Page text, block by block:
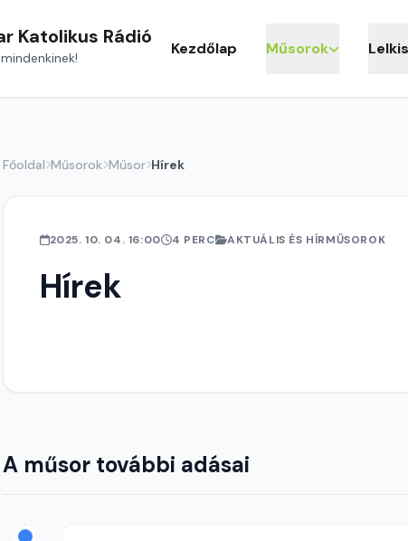
Katolikus Rádió
Kezdőlap Műsorok
Főoldal Műsorok Műsor Hírek
2025. 10. 04. 16:00 4 PERC AKTUÁLIS ÉS HÍRMŰSOROK
Hírek
A műsor további adásai